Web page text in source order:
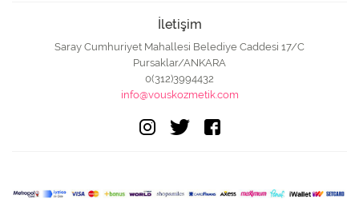
İletişim
Saray Cumhuriyet Mahallesi Belediye Caddesi 17/C
Pursaklar/ANKARA
0(312)3994432
info@vouskozmetik.com